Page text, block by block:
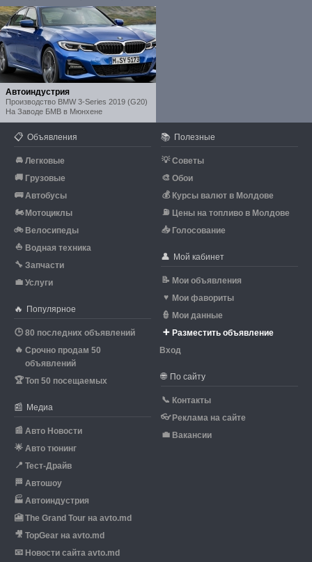
Автоиндустрия
Производство BMW 3-Series 2019 (G20)
На Заводе БМВ в Мюнхене
📋 Объявления
🚘 Легковые
🚚 Грузовые
🚌 Автобусы
🏍 Мотоциклы
🚲 Велосипеды
⛵ Водная техника
🔧 Запчасти
💼 Услуги
🔥 Популярное
🕒 80 последних объявлений
🔥 Срочно продам 50
объявлений
🏆Топ 50 посещаемых
📰 Медиа
📰 Авто Новости
🌟 Авто тюнинг
📍 Тест-Драйв
🏁 Автошоу
🏭 Автоиндустрия
🎦 The Grand Tour на avto.md
🎥 TopGear на avto.md
📧 Новости сайта avto.md
📚 Полезные
💡 Советы
🎨 Обои
💰 Курсы валют в Молдове
⛽ Цены на топливо в Молдове
📥 Голосование
👤 Мой кабинет
📝 Мои объявления
♥ Мои фавориты
👮 Мои данные
➕ Разместить объявление
Вход
🌐 По сайту
📞 Контакты
👓Реклама на сайте
💼 Вакансии